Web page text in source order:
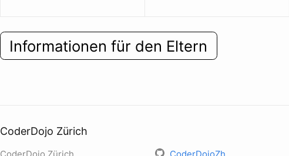
Informationen für den Eltern
CoderDojo Zürich
CoderDojo Zürich CoderDojoZh